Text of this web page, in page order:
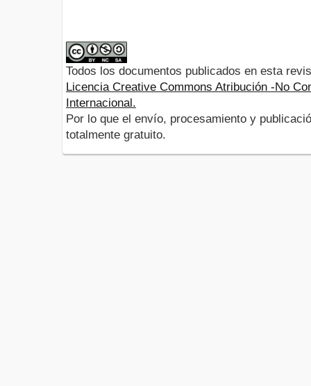
Todos los documentos publicados en esta
Licencia Creative Commons Atribución -No
Internacional.
Por lo que el envío, procesamiento y
totalmente gratuito.